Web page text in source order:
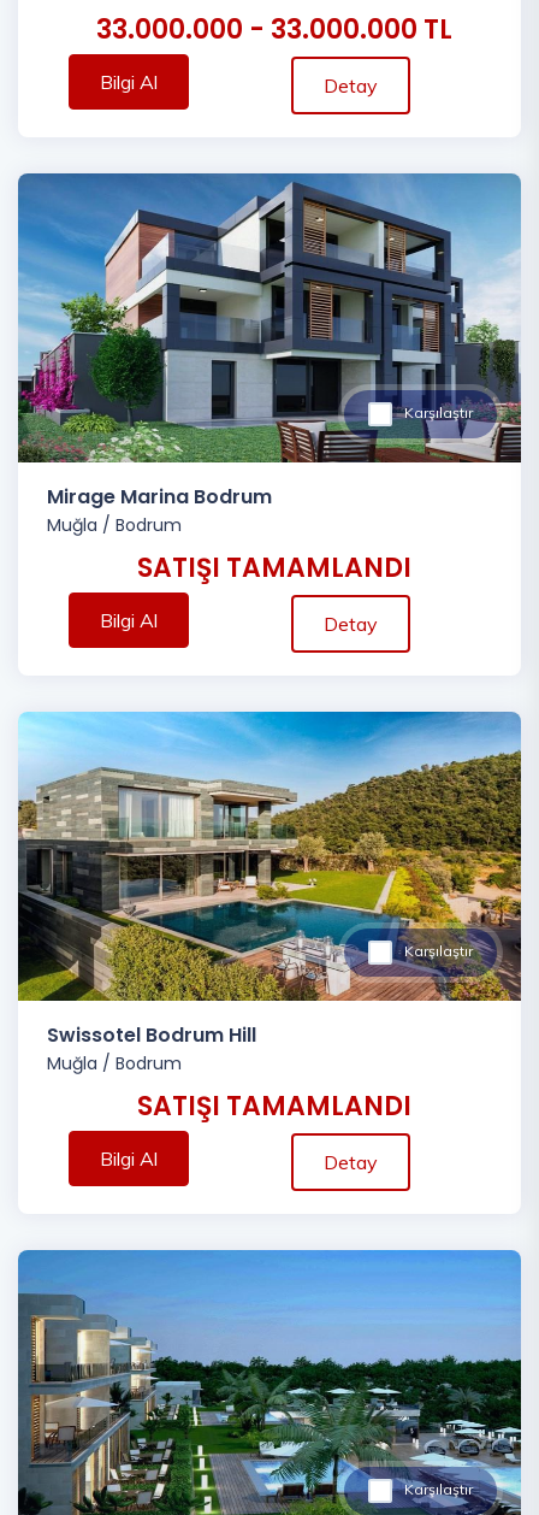
33.000.000 - 33.000.000 TL
Bilgi Al Detay
Karşılaştır
Mirage Marina Bodrum
Muğla / Bodrum
SATIŞI TAMAMLANDI
Bilgi Al Detay
Karşılaştır
Swissotel Bodrum Hill
Muğla / Bodrum
SATIŞI TAMAMLANDI
Bilgi Al Detay
Karşılaştır